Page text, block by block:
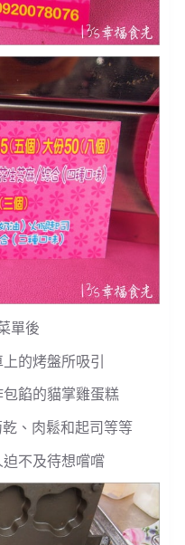
單後
的烤盤所吸引
餡的貓掌雞蛋糕
、肉鬆和起司等等
不及待想嚐嚐